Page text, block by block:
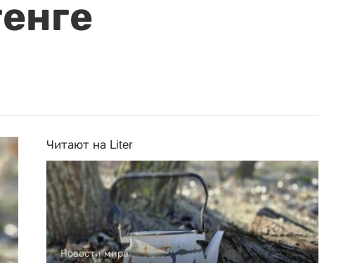
Читают на Liter
Новости мира